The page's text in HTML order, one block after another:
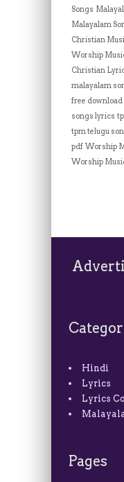
Songs
Malayalam
Christian
Worship
Christian
malayalam
free download
songs lyrics
tpm telugu
pdf Worship
Worship
Hindi
Lyrics
Lyrics
Pages